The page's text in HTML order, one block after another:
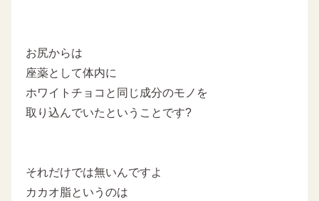
お尻からは
座薬として体内に
ホワイトチョコと同じ成分のモノを
取り込んでいたということです?
それだけでは無いんですよ
カカオ脂というのは